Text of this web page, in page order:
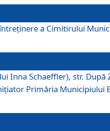
a Cimitirului
Inna Schaeffler), str. După
Primăria Municipiului